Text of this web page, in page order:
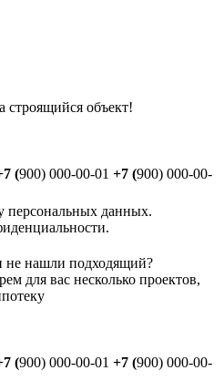
строящийся объект!
(900) 000-00-01 +7 (900) 000-00-
персональных данных.
не нашли подходящий?
для вас несколько проектов,
(900) 000-00-01 +7 (900) 000-00-